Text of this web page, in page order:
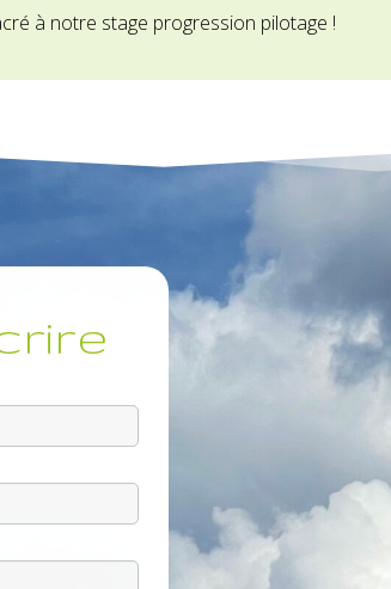
à notre stage progression pilotage !